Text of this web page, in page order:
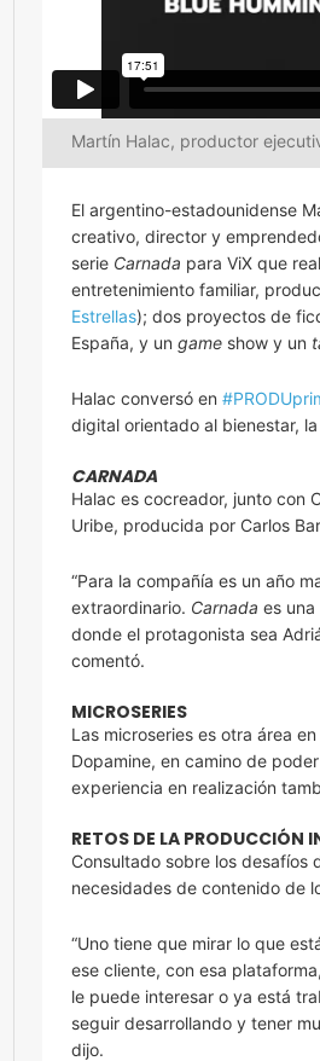
Martín Halac, productor
El argentino-estadounidense
creativo, director y
serie Carnada para ViX que
entretenimiento familiar,
Estrellas); dos proyectos de
España, y un game show y un
Halac conversó en
digital orientado al bienestar,
CARNADA
Halac es cocreador, junto con
Uribe, producida por Carlos
“Para la compañía es un año
extraordinario. Carnada es
donde el protagonista sea
comentó.
MICROSERIES
Las microseries es otra área
Dopamine, en camino de
experiencia en realización
RETOS DE LA PRODUCCIÓN
Consultado sobre los
necesidades de contenido de
“Uno tiene que mirar lo que
ese cliente, con esa
le puede interesar o ya está
seguir desarrollando y tener
dijo.